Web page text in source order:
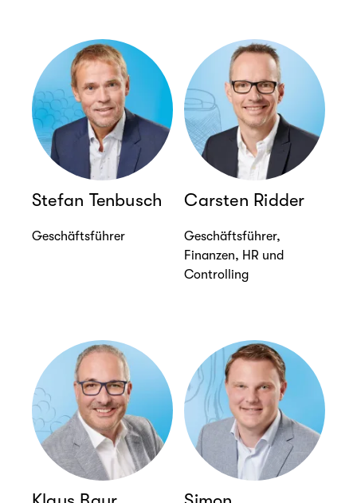
Stefan Tenbusch
Geschäftsführer
Carsten Ridder
Geschäftsführer,
Finanzen, HR und
Controlling